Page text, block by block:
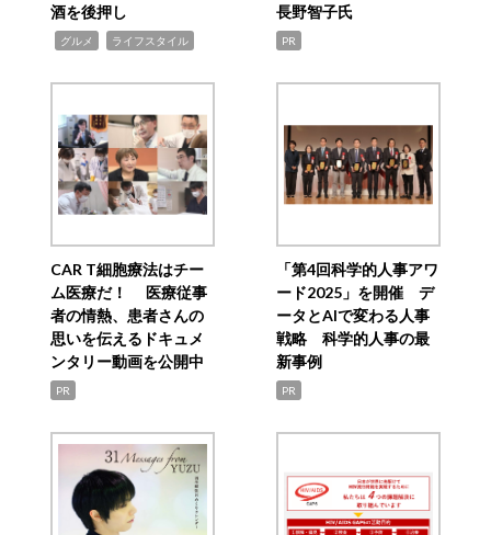
酒を後押し
グルメ ライフスタイル
長野智子氏
PR
CAR T細胞療法はチー
ム医療だ！ 医療従事
者の情熱、患者さんの
思いを伝えるドキュメ
ンタリー動画を公開中
PR
「第4回科学的人事アワ
ード2025」を開催 デ
ータとAIで変わる人事
戦略 科学的人事の最
新事例
PR